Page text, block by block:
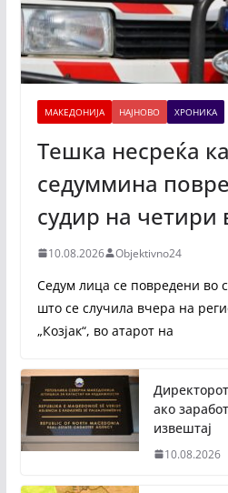
МАКЕДОНИЈА НАЈНОВО ХРОНИКА
Тешка несреќа
седуммина
судир на четири
10.08.2026 Objektivno24
Седум лица се повредени во
што се случила вчера на
„Козјак“, во атарот на
ако
извештај
10.08.2026